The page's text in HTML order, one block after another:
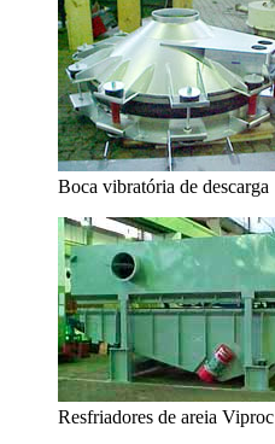
Boca vibratória de descarga
Resfriadores de areia Viproc